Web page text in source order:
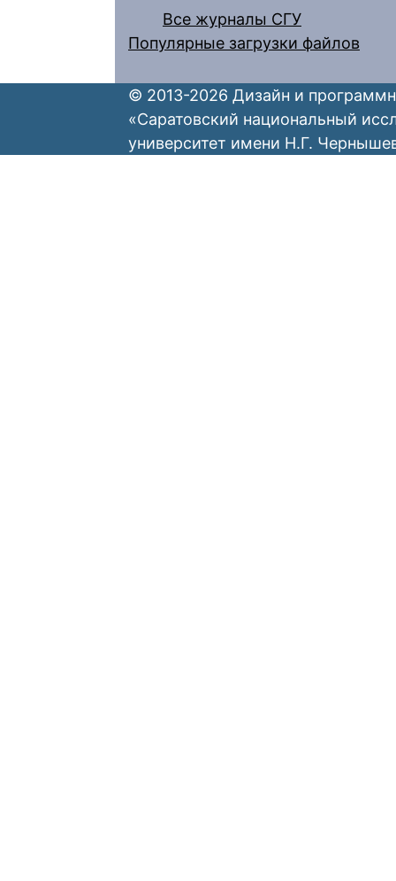
Все журналы СГУ
Популярные загрузки файлов
© 2013-2026 Дизайн и
«Саратовский национальный
университет имени Н.Г.